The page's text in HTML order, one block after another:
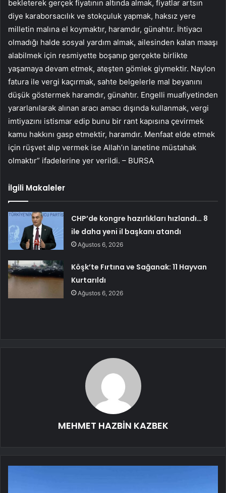
bekleterek gerçek fiyatının altında almak, fiyatlar artsın
diye karaborsacılık ve stokçuluk yapmak, haksız yere
milletin malına el koymaktır, haramdır, günahtır. İhtiyacı
olmadığı halde sosyal yardım almak, ailesinden kalan maaşı
alabilmek için resmiyette boşanıp gerçekte birlikte
yaşamaya devam etmek, ateşten gömlek giymektir. Naylon
fatura ile vergi kaçırmak, sahte belgelerle mal beyanını
düşük göstermek haramdır, günahtır. Engelli muafiyetinden
yararlanılarak alınan aracı amacı dışında kullanmak, vergi
imtiyazını istismar edip bunu bir rant kapısına çevirmek
kamu hakkını gasp etmektir, haramdır. Menfaat elde etmek
için rüşvet alıp vermek ise Allah’ın lanetine müstahak
olmaktır” ifadelerine yer verildi. – BURSA
İlgili Makaleler
CHP’de kongre hazırlıkları hızlandı… 8
ile daha yeni il başkanı atandı
Ağustos 6, 2026
Köşk’te Fırtına ve Sağanak: 11 Hayvan
Kurtarıldı
Ağustos 6, 2026
MEHMET HAZBİN KAZBEK